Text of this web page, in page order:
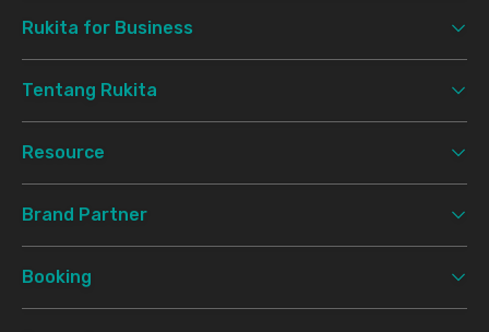
Rukita for Business
Tentang Rukita
Resource
Brand Partner
Booking